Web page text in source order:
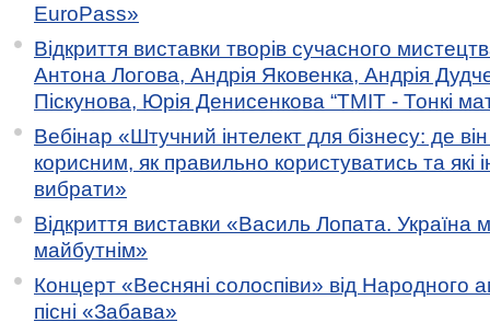
EuroPass»
Відкриття виставки творів сучасного
Антона Логова, Андрія Яковенка, Андрія
Піскунова, Юрія Денисенкова “ТМІТ - Тонкі
Вебінар «Штучний інтелект для бізнесу: де
корисним, як правильно користуватись та які
вибрати»
Відкриття виставки «Василь Лопата. Україна
майбутнім»
Концерт «Весняні солоспіви» від Народного
пісні «Забава»